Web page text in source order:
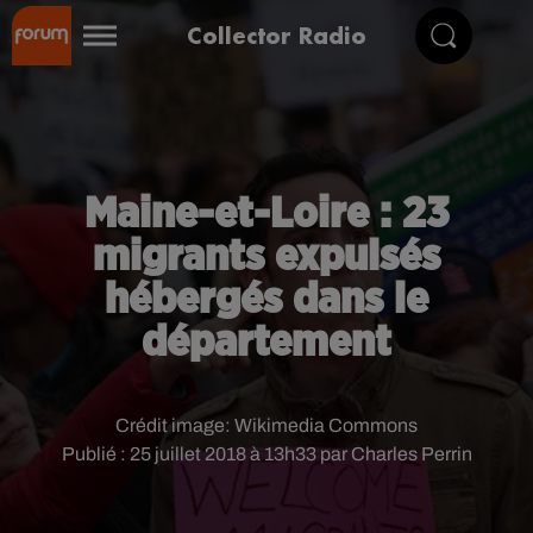
Collector Radio
Maine-et-Loire : 23
migrants expulsés
hébergés dans le
département
Publié : 25 juillet 2018 à 13h33 par Charles Perrin
Crédit image: Wikimedia Commons